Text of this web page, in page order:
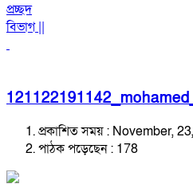
প্রচ্ছদ
বিভাগ ||
প্রকাশিত সময় : November,
পাঠক পড়েছেন : 178